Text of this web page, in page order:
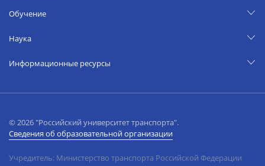
Обучение
Наука
Информационные ресурсы
© 2026 "Российский университет транспорта".
Сведения об образовательной организации
Учредитель: Министерство транспорта Российской Федерации